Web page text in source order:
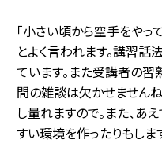
「小さい頃から空手をやっ
とよく言われます。講習話
ています。また受講者の習
間の雑談は欠かせません
し量れますので。また、あ
すい環境を作ったりもします